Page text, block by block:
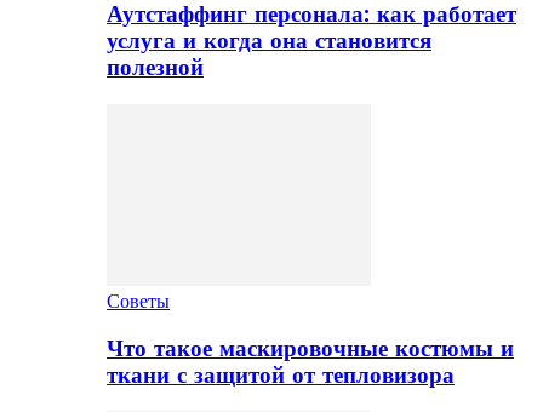
Аутстаффинг персонала: как работает
услуга и когда она становится
полезной
Советы
Что такое маскировочные костюмы и
ткани с защитой от тепловизора